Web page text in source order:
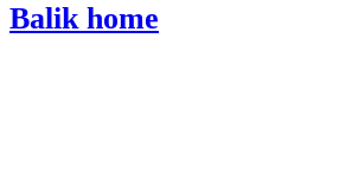
Balik home